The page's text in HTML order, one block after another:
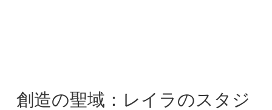
創造の聖域：レイラのスタジ